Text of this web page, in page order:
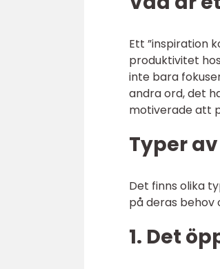
Ett ”inspiration
produktivitet
inte bara
andra ord, det
motiverade att
Typer
Det finns olika
på deras behov
1. Det